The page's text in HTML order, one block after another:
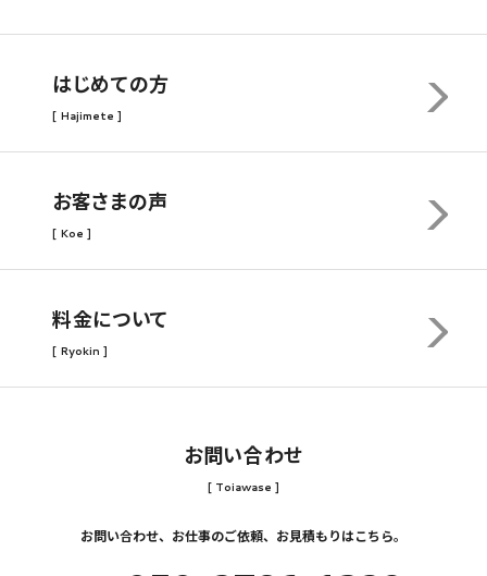
はじめての方
[ Hajimete ]
お客さまの声
[ Koe ]
料金について
[ Ryokin ]
お問い合わせ
[ Toiawase ]
お問い合わせ、お仕事のご依頼、お見積もりはこちら。